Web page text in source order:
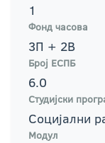
1
Фонд часова
3П + 2В
Број ЕСПБ
6.0
Студијски
Социјални
Модул